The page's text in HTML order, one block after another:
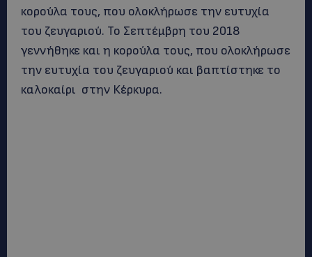
κορούλα τους, που ολοκλήρωσε την ευτυχία
του ζευγαριού. Το Σεπτέμβρη του 2018
γεννήθηκε και η κορούλα τους, που ολοκλήρωσε
την ευτυχία του ζευγαριού και βαπτίστηκε το
καλοκαίρι στην Κέρκυρα.